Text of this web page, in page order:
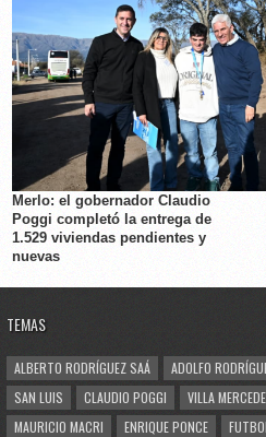
Merlo: el gobernador Claudio
Poggi completó la entrega de
1.529 viviendas pendientes y
nuevas
TEMAS
ALBERTO RODRÍGUEZ SAÁ
ADOLFO
SAN LUIS
CLAUDIO POGGI
VILLA
MAURICIO MACRI
ENRIQUE PONCE
FUTBOL